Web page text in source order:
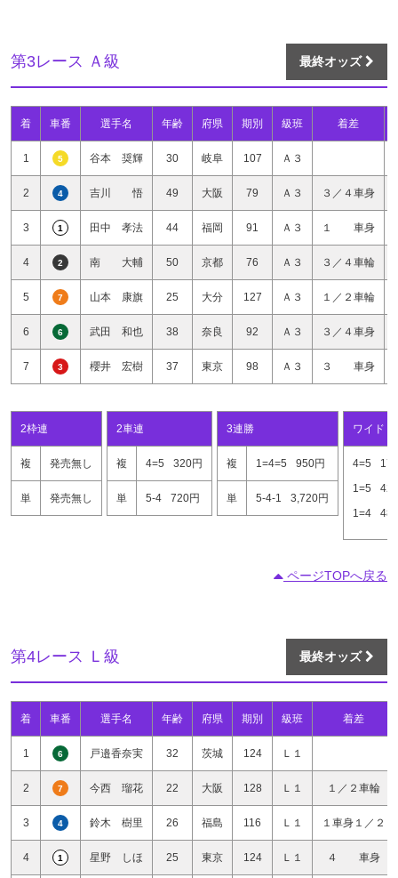
第3レース Ａ級 最終オッズ
着 車番 選手名 年齢 府県 期別 級班 着差
1 5 谷本 奨輝 30 岐阜 107 Ａ３
2 4 吉川 悟 49 大阪 79 Ａ３ ３／４車身
3 1 田中 孝法 44 福岡 91 Ａ３ １ 車身
4 2 南 大輔 50 京都 76 Ａ３ ３／４車輪
5 7 山本 康旗 25 大分 127 Ａ３ １／２車輪
6 6 武田 和也 38 奈良 92 Ａ３ ３／４車身
7 3 櫻井 宏樹 37 東京 98 Ａ３ ３ 車身
2枠連
複 発売無し
単 発売無し
2車連
複 4=5 320円
単 5-4 720円
3連勝
複 1=4=5 950円
単 5-4-1 3,720円
ワイド
4=5
1=5
1=4
ページTOPへ戻る
第4レース Ｌ級 最終オッズ
着 車番 選手名 年齢 府県 期別 級班 着差
1 6 戸邉香奈実 32 茨城 124 Ｌ１
2 7 今西 瑠花 22 大阪 128 Ｌ１ １／２車輪
3 4 鈴木 樹里 26 福島 116 Ｌ１ １車身１／２
4 1 星野 しほ 25 東京 124 Ｌ１ ４ 車身